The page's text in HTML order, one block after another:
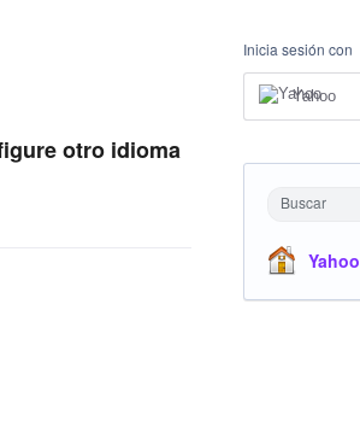
otro idioma
Inicia sesión con
Yahoo
Buscar
Yahoo